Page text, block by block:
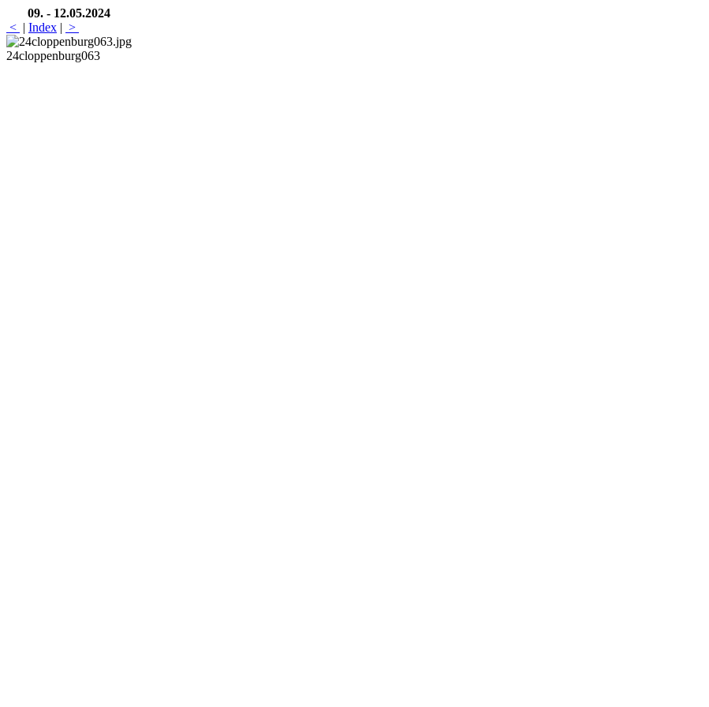
09. - 12.05.2024
< | Index | >
24cloppenburg063